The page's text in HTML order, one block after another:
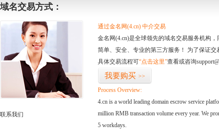
域名交易方式：
联系我们
通过金名网(4.cn) 中介交易
金名网(4.cn)是全球领先的域名交易服务机构
简单、安全、专业的第三方服务！ 为了保证
具体交易流程可“点击这里”查看或咨询
我要购买 >>
Process Overview:
4.cn is a world leading domain escrow service
million RMB transaction volume every year. We
5 workdays.